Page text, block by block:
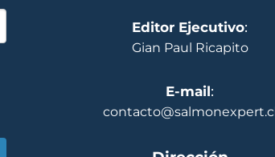
Editor Ejecutivo:
Gian Paul Ricapito
E-mail:
contacto@salmonexpert.cl